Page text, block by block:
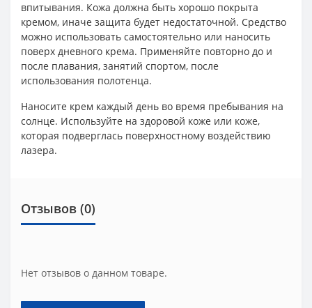
впитывания. Кожа должна быть хорошо покрыта
кремом, иначе защита будет недостаточной. Средство
можно использовать самостоятельно или наносить
поверх дневного крема. Применяйте повторно до и
после плавания, занятий спортом, после
использования полотенца.
Наносите крем каждый день во время пребывания на
солнце. Используйте на здоровой коже или коже,
которая подверглась поверхностному воздействию
лазера.
Отзывов (0)
Нет отзывов о данном товаре.